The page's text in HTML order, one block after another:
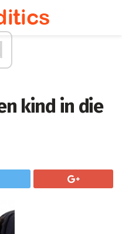
kind in die